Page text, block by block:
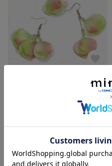
大人かわいい 紫陽花ピアス アシンメトリーセット